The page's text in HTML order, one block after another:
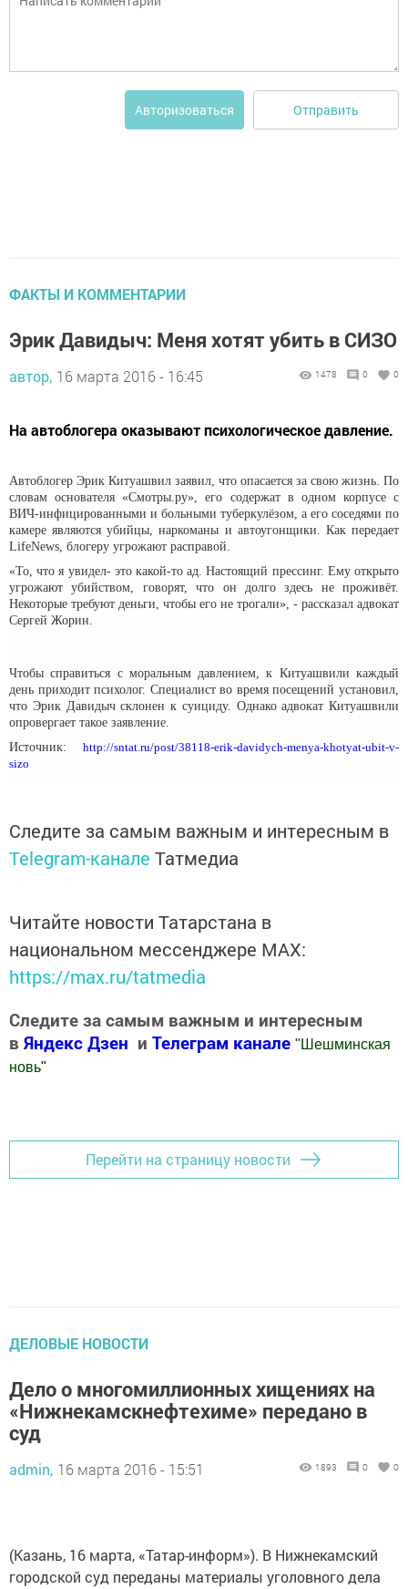
Авторизоваться Отправить
ФАКТЫ И КОММЕНТАРИИ
Эрик Давидыч: Меня хотят убить в СИЗО
автор, 16 марта 2016 - 16:45 1478 0 0
На автоблогера оказывают психологическое давление.
Автоблогер Эрик Китуашвил заявил, что опасается за свою жизнь. По
словам основателя «Смотры.ру», его содержат в одном корпусе с
ВИЧ-инфицированными и больными туберкулёзом, а его соседями по
камере являются убийцы, наркоманы и автоугонщики. Как передает
LifeNews, блогеру угрожают расправой.
«То, что я увидел- это какой-то ад. Настоящий прессинг. Ему открыто
угрожают убийством, говорят, что он долго здесь не проживёт.
Некоторые требуют деньги, чтобы его не трогали», - рассказал адвокат
Сергей Жорин.
Чтобы справиться с моральным давлением, к Китуашвили каждый
день приходит психолог. Специалист во время посещений установил,
что Эрик Давидыч склонен к суициду. Однако адвокат Китуашвили
опровергает такое заявление.
Источник: http://sntat.ru/post/38118-erik-davidych-menya-khotyat-ubit-v-
sizo
Следите за самым важным и интересным в
Telegram-канале Татмедиа
Читайте новости Татарстана в
национальном мессенджере MАХ:
https://max.ru/tatmedia
Следите за самым важным и интересным
в Яндекс Дзен и Телеграм канале " Шешминская
новь"
Перейти на страницу новости
ДЕЛОВЫЕ НОВОСТИ
Дело о многомиллионных хищениях на
«Нижнекамскнефтехиме» передано в
суд
admin, 16 марта 2016 - 15:51 1893 0 0
(Казань, 16 марта, «Татар-информ»). В Нижнекамский
городской суд переданы материалы уголовного дела